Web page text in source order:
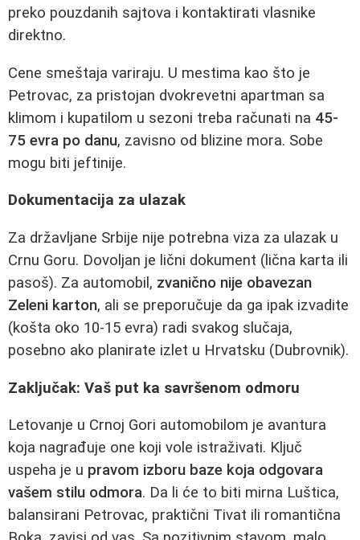
preko pouzdanih sajtova i kontaktirati vlasnike
direktno.
Cene smeštaja variraju. U mestima kao što je
Petrovac, za pristojan dvokrevetni apartman sa
klimom i kupatilom u sezoni treba računati na 45-
75 evra po danu, zavisno od blizine mora. Sobe
mogu biti jeftinije.
Dokumentacija za ulazak
Za državljane Srbije nije potrebna viza za ulazak u
Crnu Goru. Dovoljan je lični dokument (lična karta ili
pasoš). Za automobil, zvanično nije obavezan
Zeleni karton, ali se preporučuje da ga ipak izvadite
(košta oko 10-15 evra) radi svakog slučaja,
posebno ako planirate izlet u Hrvatsku (Dubrovnik).
Zaključak: Vaš put ka savršenom odmoru
Letovanje u Crnoj Gori automobilom je avantura
koja nagrađuje one koji vole istraživati. Ključ
uspeha je u pravom izboru baze koja odgovara
vašem stilu odmora. Da li će to biti mirna Luštica,
balansirani Petrovac, praktični Tivat ili romantična